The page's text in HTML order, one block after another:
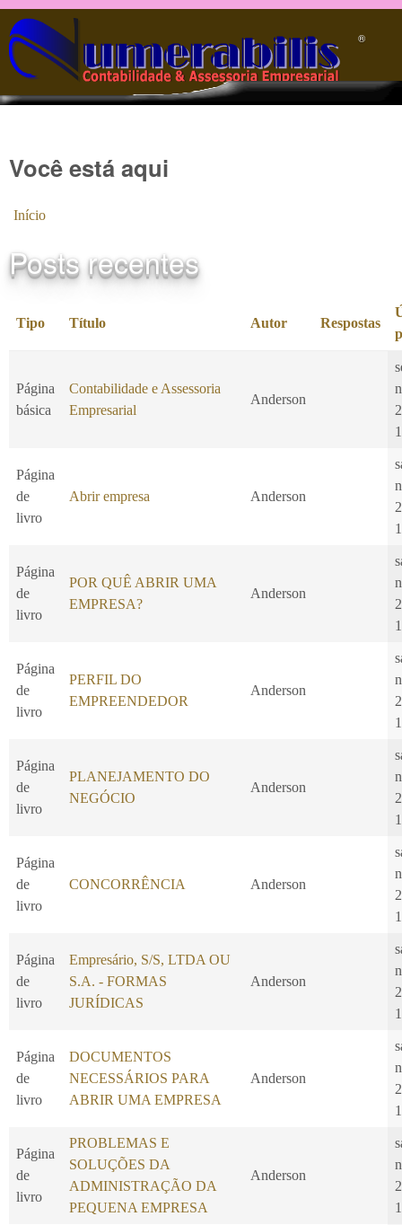
Pular para o conteúdo principal
®️
Você está aqui
Início
Posts recentes
Tipo Título Autor Respostas
Página
básica
Contabilidade e Assessoria
Empresarial
Anderson
Página
de
livro
Abrir empresa Anderson
Página
de
livro
POR QUÊ ABRIR UMA
EMPRESA?
Anderson
Página
de
livro
PERFIL DO
EMPREENDEDOR
Anderson
Página
de
livro
PLANEJAMENTO DO
NEGÓCIO
Anderson
Página
de
livro
CONCORRÊNCIA Anderson
Página
de
livro
Empresário, S/S, LTDA OU
S.A. - FORMAS
JURÍDICAS
Anderson
Página
de
livro
DOCUMENTOS
NECESSÁRIOS PARA
ABRIR UMA EMPRESA
Anderson
Página
de
livro
PROBLEMAS E
SOLUÇÕES DA
ADMINISTRAÇÃO DA
PEQUENA EMPRESA
Anderson